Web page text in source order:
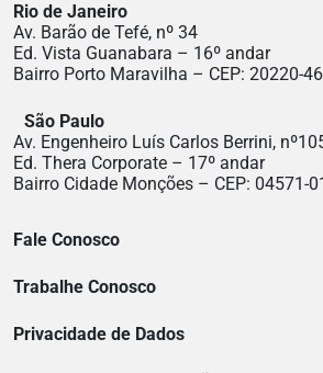
Rio de Janeiro
Av. Barão de Tefé, nº 34
Ed. Vista Guanabara – 16º andar
Bairro Porto Maravilha – CEP: 20220-
São Paulo
Av. Engenheiro Luís Carlos Berrini,
Ed. Thera Corporate – 17º andar
Bairro Cidade Monções – CEP: 04571-
Fale Conosco
Trabalhe Conosco
Privacidade de Dados